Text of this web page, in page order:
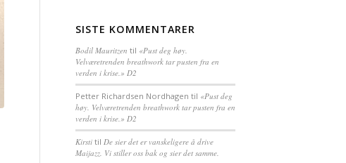
SISTE KOMMENTARER
Bodil Mauritzen til «Pust deg høy.
Velværetrenden breathwork tar pusten fra en
verden i krise.» D2
Petter Richardsen Nordhagen til «Pust deg
høy. Velværetrenden breathwork tar pusten fra en
verden i krise.» D2
Kirstitil De sier det er vanskeligere å drive
Maijazz. Vi stiller oss bak og sier det samme.